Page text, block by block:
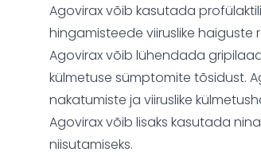
Agovirax võib kasutada
hingamisteede viiruslike haiguste
Agovirax võib lühendada
külmetuse sümptomite tõsidust.
nakatumiste ja viiruslike
Agovirax võib lisaks kasutada
niisutamiseks.